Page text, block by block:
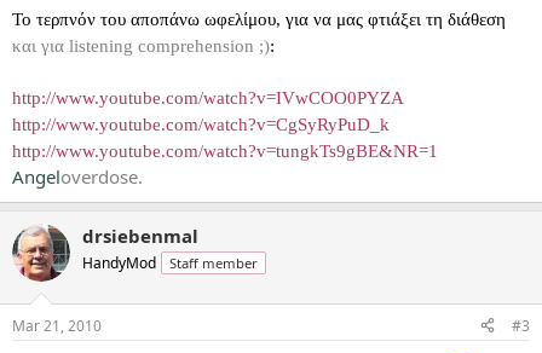
Το τερπνόν του αποπάνω ωφελίμου, για να μας φτιάξει τη διάθεση
και για listening comprehension ;):
http://www.youtube.com/watch?v=IVwCOO0PYZA
http://www.youtube.com/watch?v=CgSyRyPuD_k
http://www.youtube.com/watch?v=tungkTs9gBE&NR=1
Angeloverdose.
drsiebenmal
HandyMod Staff member
Mar 21, 2010 #3